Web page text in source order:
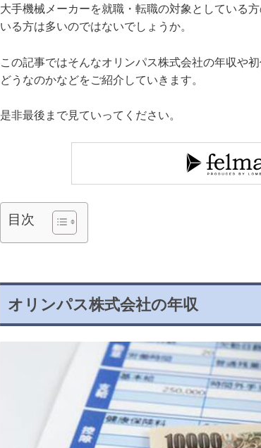
大手機械メーカーを就職・転職の対象としている
いる方は多いのではないでしょうか。
この記事ではそんなオリンパス株式会社の年収や
どうなのかなどをご紹介していきます。
是非最後まで見ていってください。
目次
オリンパス株式会社の年収